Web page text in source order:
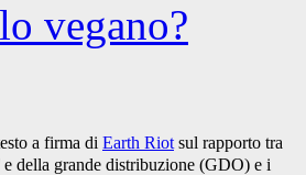
vegano?
a firma di Earth Riot sul rapporto tra
e della grande distribuzione (GDO) e i